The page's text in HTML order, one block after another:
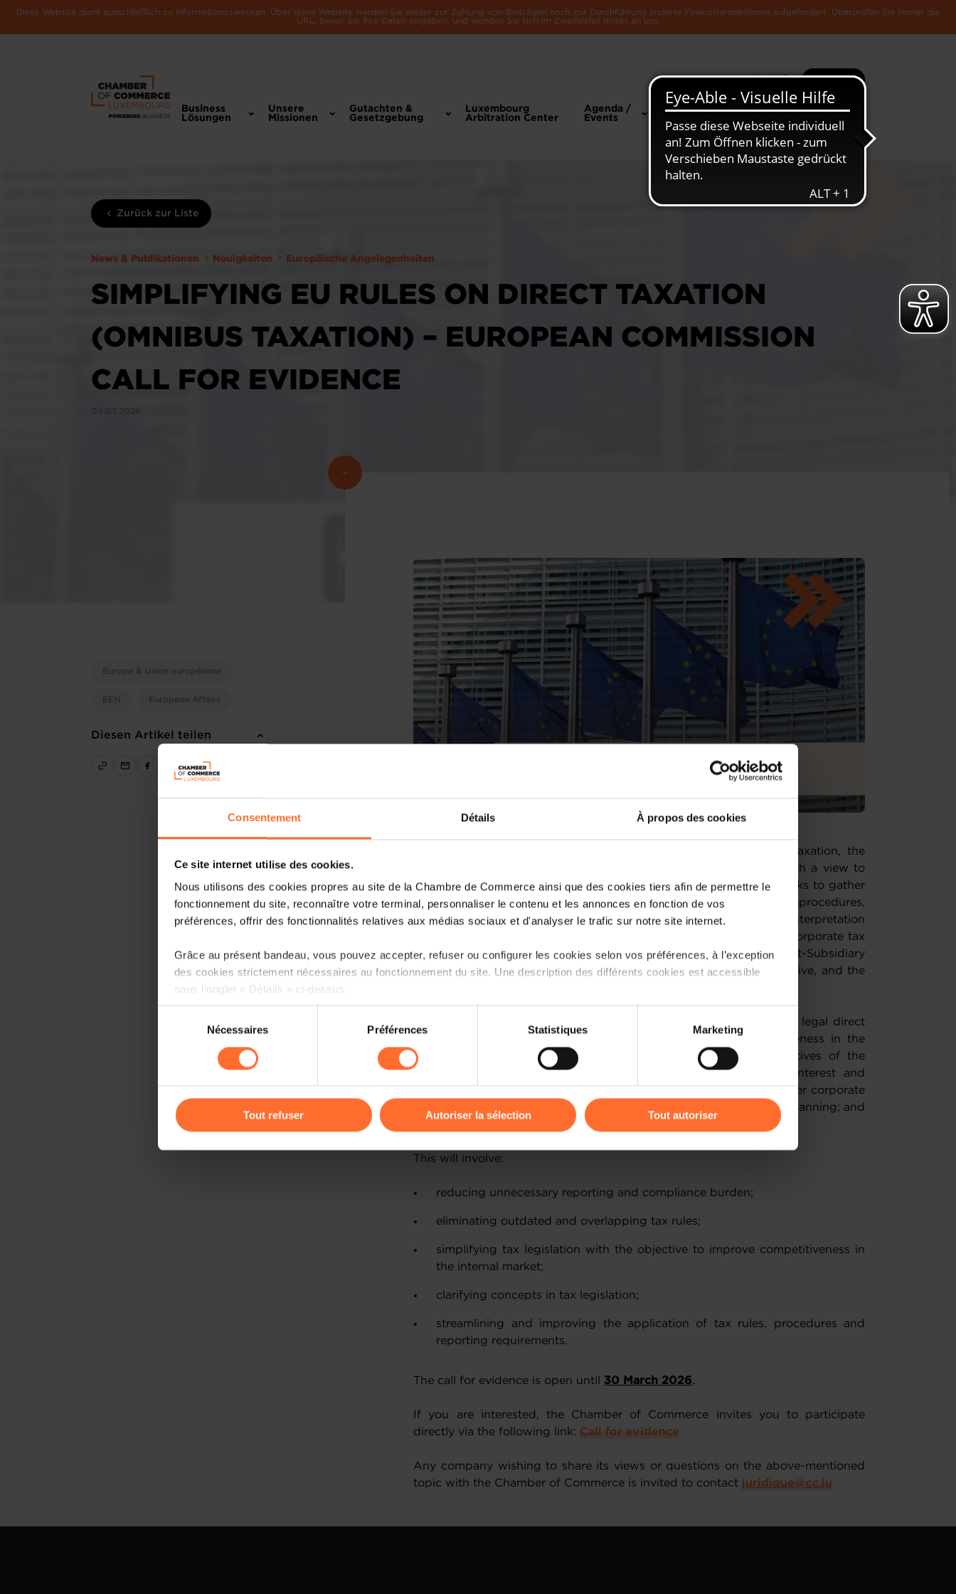
Consentement Détails À propos des cookies
Ce site internet utilise des cookies.
Nous utilisons des cookies propres au site de la Chambre de Commerce ainsi que des cookies tiers afin de permettre le
fonctionnement du site, reconnaître votre terminal, personnaliser le contenu et les annonces en fonction de vos
préférences, offrir des fonctionnalités relatives aux médias sociaux et d'analyser le trafic sur notre site internet.
Grâce au présent bandeau, vous pouvez accepter, refuser ou configurer les cookies selon vos préférences, à l’exception
des cookies strictement nécessaires au fonctionnement du site. Une description des différents cookies est accessible
sous l’onglet « Détails » ci-dessus.
Il est précisé que la navigation sur le site et certaines fonctionnalités (ex : lecture de vidéos, partage sur les réseaux
cas de refus de tous les cookies ou des cookies non nécessaires.
gauche de chaque page.
Charte d’usage des cookies
consentement
Nécessaires Préférences Statistiques Marketing
Tout refuser Autoriser la sélection Tout autoriser
Diese Website dient ausschließlich zu Informationszwecken. Über diese Website werden Sie weder zur Zahlung von Beiträgen noch zur Durchführung anderer Finanztransaktionen aufgefordert. Überprüfen Sie immer die
URL, bevor Sie Ihre Daten eingeben, und wenden Sie sich im Zweifelsfall direkt an uns.
Suche Mehr
Business
Lösungen
Unsere
Missionen
Gutachten &
Gesetzgebung
Luxembourg
Arbitration Center
Agenda /
Events
News &
Die Luxemburger
Zurück zur Liste
News & Publikationen Neuigkeiten Europäische Angelegenheiten
SIMPLIFYING EU RULES ON DIRECT TAXATION
(OMNIBUS TAXATION) – EUROPEAN COMMISSION
CALL FOR EVIDENCE
Europe & Union européenne
EEN European Affairs
Diesen Artikel teilen
In the framework of its initiative to simplify EU rules on direct taxation, the
European Commission has recently initiated a call for evidence with a view to
preparing an omnibus legislative proposal. The call for evidence seeks to gather
feedback on issues such as administrative costs, burdensome procedures,
outdated or overlapping rules, and any lack of clarity or divergent interpretation
of existing EU direct tax rules. It covers, inter alia, several key EU corporate tax
directives, including the Anti-Tax Avoidance Directive, the Parent-Subsidiary
Directive, the Interest and Royalties Directive, the Tax Merger Directive, and the
The general objective of the initiative is to simplify the existing EU legal direct
taxation framework and support the enhancement of competitiveness in the
internal market, without undermining the important policy objectives of the
Directives concerned (i.e., eliminate double taxation of profits, interest and
royalty cross-border payments; ensure tax neutrality for cross-border corporate
reorganisations; protect the internal market against aggressive tax planning; and
ensure effective resolution of cross-border tax disputes).
This will involve:
reducing unnecessary reporting and compliance burden;
eliminating outdated and overlapping tax rules;
simplifying tax legislation with the objective to improve competitiveness in
the internal market;
clarifying concepts in tax legislation;
streamlining and improving the application of tax rules, procedures and
reporting requirements.
The call for evidence is open until 30 March 2026.
If you are interested, the Chamber of Commerce invites you to participate
directly via the following link: Call for evidence
Any company wishing to share its views or questions on the above-mentioned
topic with the Chamber of Commerce is invited to contact juridique@cc.lu